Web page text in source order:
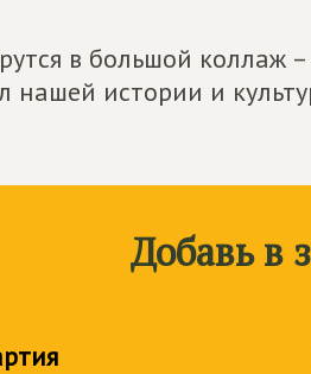
в большой коллаж –
нашей истории и
Добавь в